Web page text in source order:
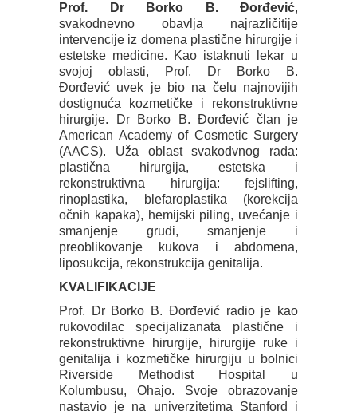
Prof. Dr Borko B. Đorđević,
svakodnevno obavlja najrazličitije
intervencije iz domena plastične hirurgije i
estetske medicine. Kao istaknuti lekar u
svojoj oblasti, Prof. Dr Borko B.
Đorđević uvek je bio na čelu najnovijih
dostignuća kozmetičke i rekonstruktivne
hirurgije. Dr Borko B. Đorđević član je
American Academy of Cosmetic Surgery
(AACS). Uža oblast svakodvnog rada:
plastična hirurgija, estetska i
rekonstruktivna hirurgija: fejslifting,
rinoplastika, blefaroplastika (korekcija
očnih kapaka), hemijski piling, uvećanje i
smanjenje grudi, smanjenje i
preoblikovanje kukova i abdomena,
liposukcija, rekonstrukcija genitalija.
KVALIFIKACIJE
Prof. Dr Borko B. Đorđević radio je kao
rukovodilac specijalizanata plastične i
rekonstruktivne hirurgije, hirurgije ruke i
genitalija i kozmetičke hirurgiju u bolnici
Riverside Methodist Hospital u
Kolumbusu, Ohajo. Svoje obrazovanje
nastavio je na univerzitetima Stanford i